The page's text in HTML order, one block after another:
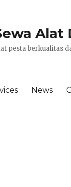
Alat
pesta berkualitas
News